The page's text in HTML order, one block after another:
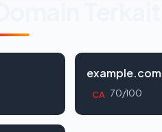
example.com
CA 70/100